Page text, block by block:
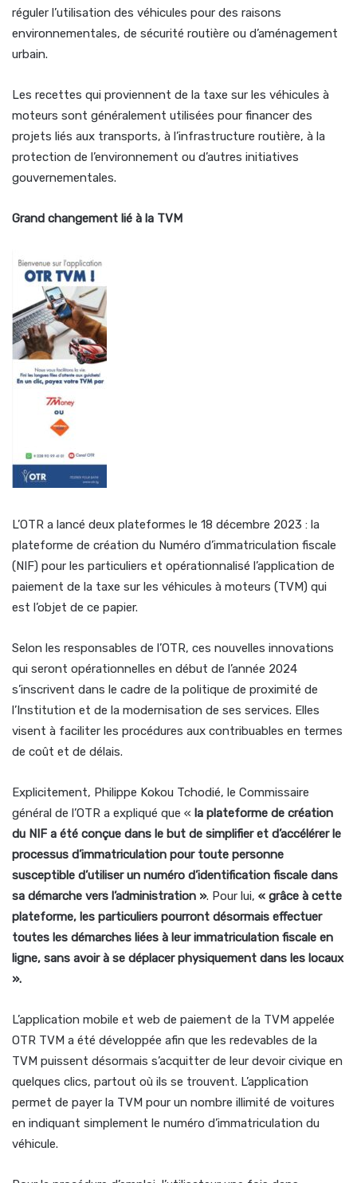
réguler l’utilisation des véhicules pour des raisons
environnementales, de sécurité routière ou d’aménagement
urbain.
Les recettes qui proviennent de la taxe sur les véhicules à
moteurs sont généralement utilisées pour financer des
projets liés aux transports, à l’infrastructure routière, à la
protection de l’environnement ou d’autres initiatives
gouvernementales.
Grand changement lié à la TVM
L’OTR a lancé deux plateformes le 18 décembre 2023 : la
plateforme de création du Numéro d’immatriculation fiscale
(NIF) pour les particuliers et opérationnalisé l’application de
paiement de la taxe sur les véhicules à moteurs (TVM) qui
est l’objet de ce papier.
Selon les responsables de l’OTR, ces nouvelles innovations
qui seront opérationnelles en début de l’année 2024
s’inscrivent dans le cadre de la politique de proximité de
l’Institution et de la modernisation de ses services. Elles
visent à faciliter les procédures aux contribuables en termes
de coût et de délais.
Explicitement, Philippe Kokou Tchodié, le Commissaire
général de l’OTR a expliqué que « la plateforme de création
du NIF a été conçue dans le but de simplifier et d’accélérer le
processus d’immatriculation pour toute personne
susceptible d’utiliser un numéro d’identification fiscale dans
sa démarche vers l’administration ». Pour lui, « grâce à cette
plateforme, les particuliers pourront désormais effectuer
toutes les démarches liées à leur immatriculation fiscale en
ligne, sans avoir à se déplacer physiquement dans les locaux
».
L’application mobile et web de paiement de la TVM appelée
OTR TVM a été développée afin que les redevables de la
TVM puissent désormais s’acquitter de leur devoir civique en
quelques clics, partout où ils se trouvent. L’application
permet de payer la TVM pour un nombre illimité de voitures
en indiquant simplement le numéro d’immatriculation du
véhicule.